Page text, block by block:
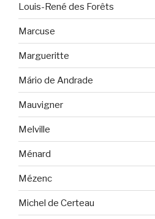
Louis-René des Forêts
Marcuse
Margueritte
Mário de Andrade
Mauvigner
Melville
Ménard
Mézenc
Michel de Certeau